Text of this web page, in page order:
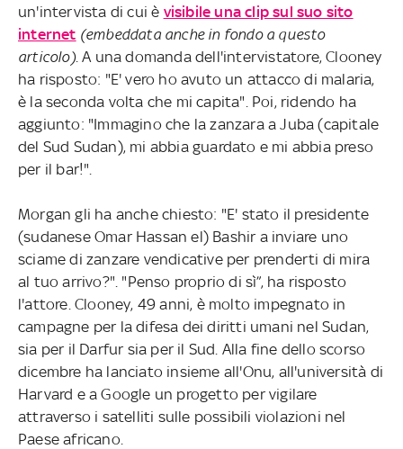
un'intervista di cui è visibile una clip sul suo sito
internet (embeddata anche in fondo a questo
articolo). A una domanda dell'intervistatore, Clooney
ha risposto: "E' vero ho avuto un attacco di malaria,
è la seconda volta che mi capita". Poi, ridendo ha
aggiunto: "Immagino che la zanzara a Juba (capitale
del Sud Sudan), mi abbia guardato e mi abbia preso
per il bar!".
Morgan gli ha anche chiesto: "E' stato il presidente
(sudanese Omar Hassan el) Bashir a inviare uno
sciame di zanzare vendicative per prenderti di mira
al tuo arrivo?". "Penso proprio di sì”, ha risposto
l'attore. Clooney, 49 anni, è molto impegnato in
campagne per la difesa dei diritti umani nel Sudan,
sia per il Darfur sia per il Sud. Alla fine dello scorso
dicembre ha lanciato insieme all'Onu, all'università di
Harvard e a Google un progetto per vigilare
attraverso i satelliti sulle possibili violazioni nel
Paese africano.